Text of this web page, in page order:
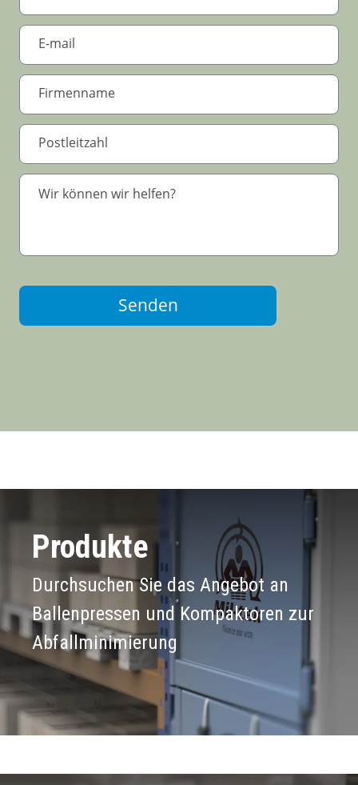
Senden
Produkte
Durchsuchen Sie das Angebot an
Ballenpressen und Kompaktoren zur
Abfallminimierung